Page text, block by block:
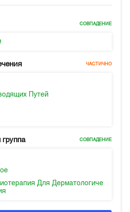
СОВПАДЕНИЕ
ЧАСТИЧНО
Путей
СОВПАДЕНИЕ
Для Дерматологиче